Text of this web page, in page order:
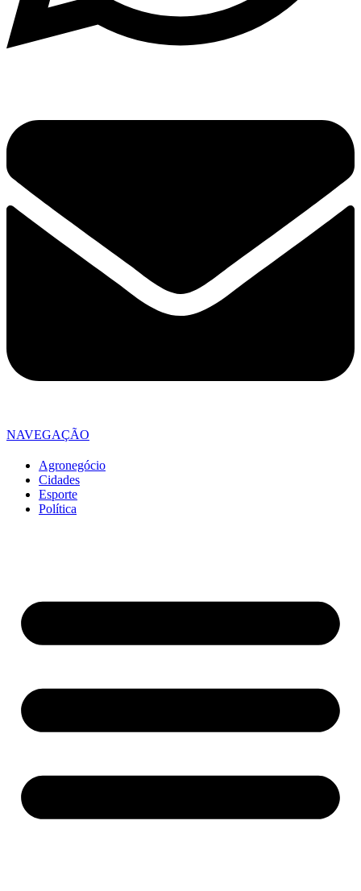
NAVEGAÇÃO
Agronegócio
Cidades
Esporte
Política